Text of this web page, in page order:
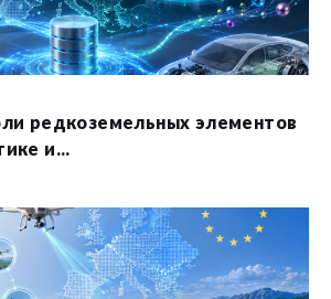
редкоземельных элементов
и...